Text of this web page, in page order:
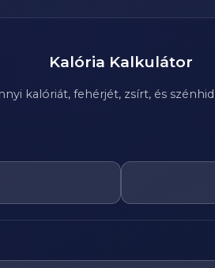
Kalória Kalkulátor
kalóriát, fehérjét, zsírt, és